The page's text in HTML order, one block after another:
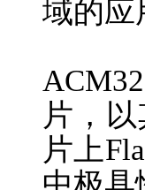
域的应
片，
片上